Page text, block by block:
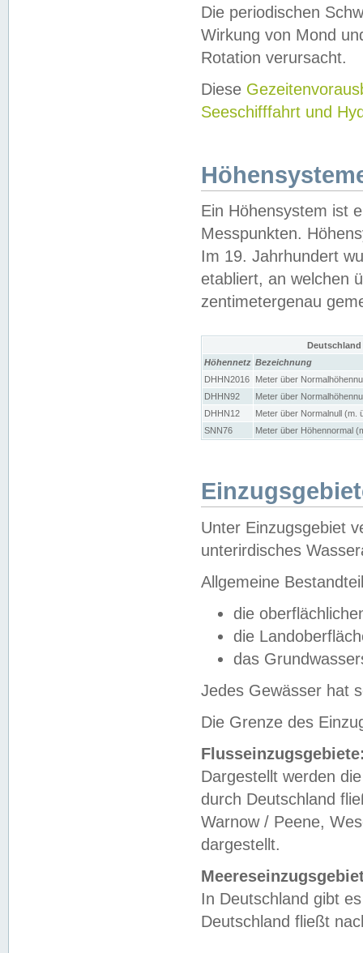
Die periodischen
Wirkung von Mond
Rotation verursacht.
Diese
Seeschifffahrt und
Ein Höhensystem ist
Messpunkten.
Im 19. Jahrhundert
etabliert, an welchen
zentimetergenau
Höhennetz Bezeichnung
DHHN2016
Meter über
DHHN92
Meter über
DHHN12
Meter über Normalnull (m.
SNN76
Meter über Höhennormal
Unter Einzugsgebiet
unterirdisches
Allgemeine
die
die
das
Jedes Gewässer hat
Die Grenze des
Dargestellt werden
durch Deutschland
Warnow / Peene,
dargestellt.
In Deutschland gibt
Deutschland fließt